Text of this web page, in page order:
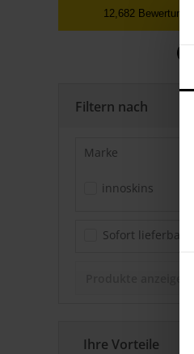
12,682 Bewertungen
Filtern nach
Marke
innoskins
Sofort lieferbar
Ihre Vorteile